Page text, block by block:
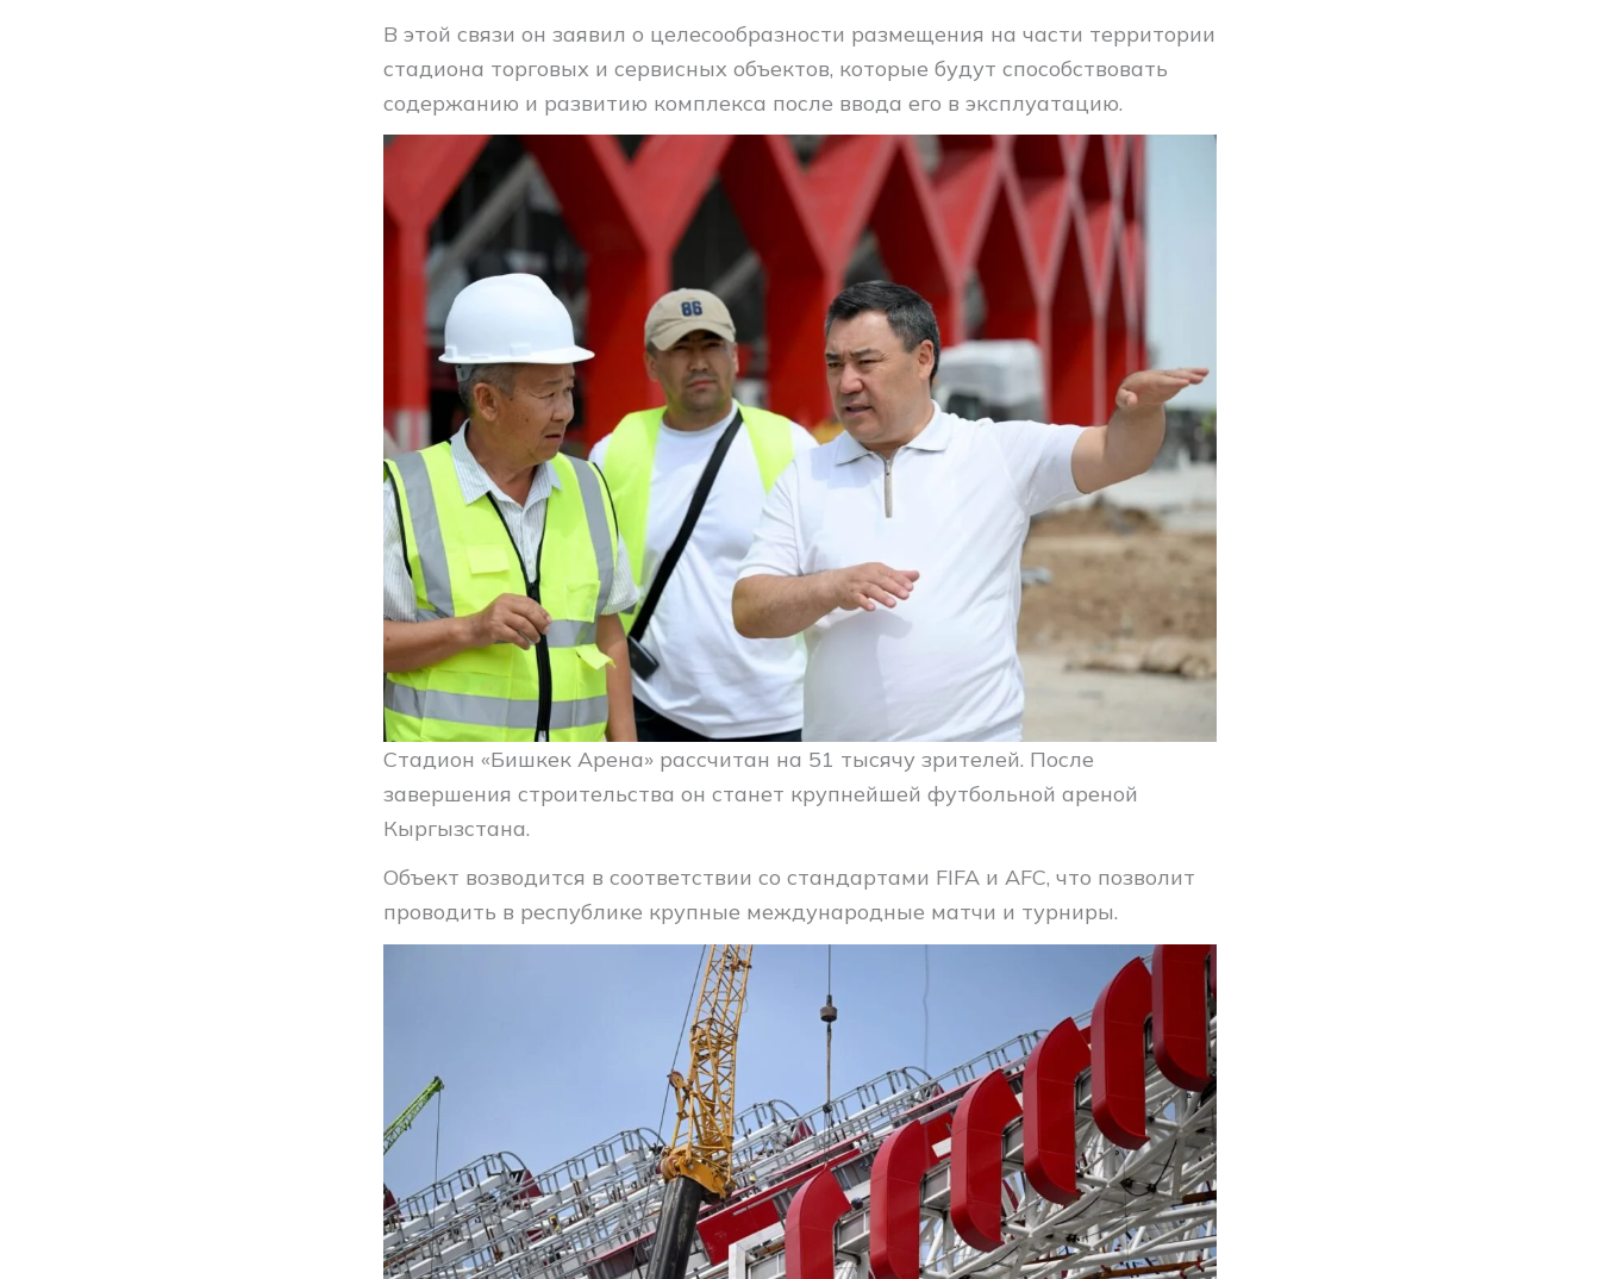
В этой связи он заявил о целесообразности размещения на части территории
стадиона торговых и сервисных объектов, которые будут способствовать
содержанию и развитию комплекса после ввода его в эксплуатацию.
Стадион «Бишкек Арена» рассчитан на 51 тысячу зрителей. После
завершения строительства он станет крупнейшей футбольной ареной
Кыргызстана.
Объект возводится в соответствии со стандартами FIFA и AFC, что позволит
проводить в республике крупные международные матчи и турниры.